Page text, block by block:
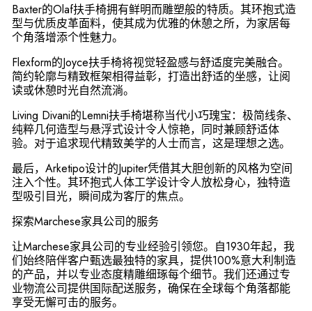
Baxter的Olaf扶手椅拥有鲜明而雕塑般的特质。其环抱式造
型与优质皮革面料，使其成为优雅的休憩之所，为家居每
个角落增添个性魅力。
Flexform的Joyce扶手椅将视觉轻盈感与舒适度完美融合。
简约轮廓与精致框架相得益彰，打造出舒适的坐感，让阅
读或休憩时光自然流淌。
Living Divani的Lemni扶手椅堪称当代小巧瑰宝：极简线条、
纯粹几何造型与悬浮式设计令人惊艳，同时兼顾舒适体
验。对于追求现代精致美学的人士而言，这是理想之选。
最后，Arketipo设计的Jupiter凭借其大胆创新的风格为空间
注入个性。其环抱式人体工学设计令人放松身心，独特造
型吸引目光，瞬间成为客厅的焦点。
探索Marchese家具公司的服务
让Marchese家具公司的专业经验引领您。自1930年起，我
们始终陪伴客户甄选最独特的家具，提供100%意大利制造
的产品，并以专业态度精雕细琢每个细节。我们还通过专
业物流公司提供国际配送服务，确保在全球每个角落都能
享受无懈可击的服务。